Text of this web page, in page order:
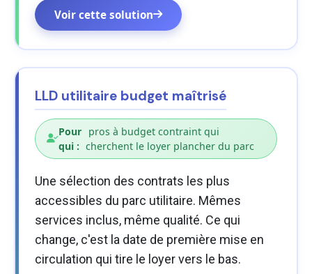
Voir cette solution
LLD utilitaire budget maîtrisé
Pour
qui :
pros à budget contraint qui
cherchent le loyer plancher du parc
Une sélection des contrats les plus
accessibles du parc utilitaire. Mêmes
services inclus, même qualité. Ce qui
change, c'est la date de première mise en
circulation qui tire le loyer vers le bas.